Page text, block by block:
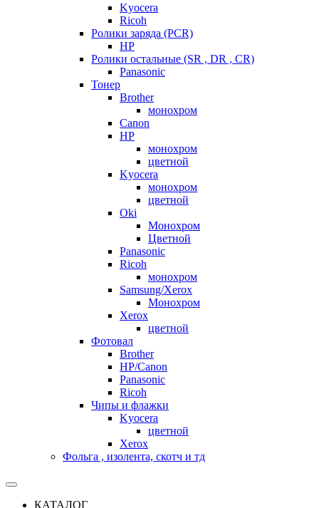
Kyocera
Ricoh
Ролики заряда (PCR)
HP
Ролики остальные (SR , DR , CR)
Panasonic
Тонер
Brother
монохром
Canon
HP
монохром
цветной
Kyocera
монохром
цветной
Oki
Монохром
Цветной
Panasonic
Ricoh
монохром
Samsung/Xerox
Монохром
Xerox
цветной
Фотовал
Brother
HP/Canon
Panasonic
Ricoh
Чипы и флажки
Kyocera
цветной
Xerox
Фольга , изолента, скотч и тд
КАТАЛОГ